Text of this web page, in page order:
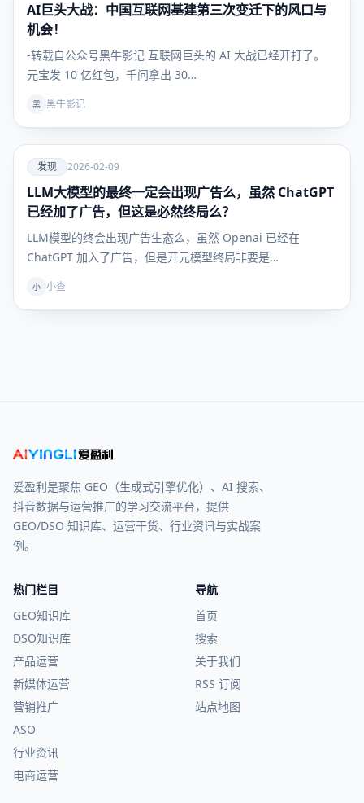
发现
AI巨头大战：中国互联网基建第三次变迁下的风口与
机会！
-转载自公众号黑牛影记 互联网巨头的 AI 大战已经开打了。
元宝发 10 亿红包，千问拿出 30…
黑 黑牛影记
爱
发现
发现 2026-02-09
LLM大模型的最终一定会出现广告么，虽然 ChatGPT
已经加了广告，但这是必然终局么？
LLM模型的终会出现广告生态么，虽然 Openai 已经在
ChatGPT 加入了广告，但是开元模型终局非要是…
小 小查
爱盈利是聚焦 GEO（生成式引擎优化）、AI 搜索、
抖音数据与运营推广的学习交流平台，提供
GEO/DSO 知识库、运营干货、行业资讯与实战案
例。
热门栏目
GEO知识库
DSO知识库
产品运营
新媒体运营
营销推广
ASO
行业资讯
电商运营
导航
首页
搜索
关于我们
RSS 订阅
站点地图